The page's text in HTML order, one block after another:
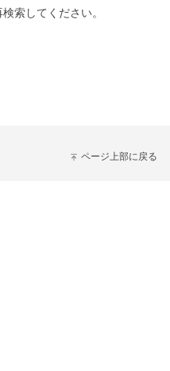
索してください。
ページ上部に戻る